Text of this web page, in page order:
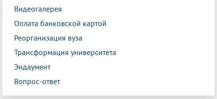
Видеогалерея
Оплата банковской картой
Реорганизация вуза
Трансформация университета
Эндаумент
Вопрос-ответ